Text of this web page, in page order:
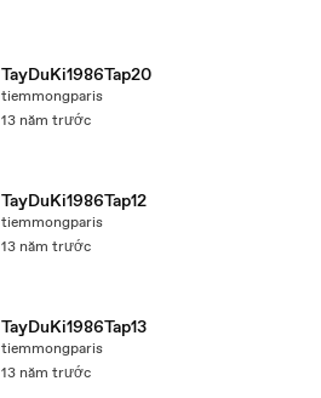
TayDuKi1986Tap20
tiemmongparis
13 năm trước
TayDuKi1986Tap12
tiemmongparis
13 năm trước
TayDuKi1986Tap13
tiemmongparis
13 năm trước